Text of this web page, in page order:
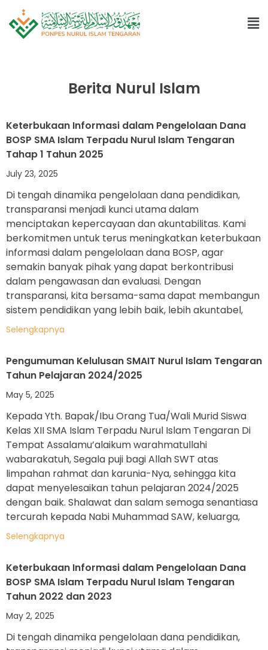
Berita Nurul Islam
Keterbukaan Informasi dalam Pengelolaan Dana
BOSP SMA Islam Terpadu Nurul Islam Tengaran
Tahap 1 Tahun 2025
July 23, 2025
Di tengah dinamika pengelolaan dana pendidikan,
transparansi menjadi kunci utama dalam
menciptakan kepercayaan dan akuntabilitas. Kami
berkomitmen untuk terus meningkatkan keterbukaan
informasi dalam pengelolaan dana BOSP, agar
semakin banyak pihak yang dapat berkontribusi
dalam pengawasan dan evaluasi. Dengan
transparansi, kita bersama-sama dapat membangun
sistem pendidikan yang lebih baik, lebih akuntabel,
Selengkapnya
Pengumuman Kelulusan SMAIT Nurul Islam Tengaran
Tahun Pelajaran 2024/2025
May 5, 2025
Kepada Yth. Bapak/Ibu Orang Tua/Wali Murid Siswa
Kelas XII SMA Islam Terpadu Nurul Islam Tengaran Di
Tempat Assalamu’alaikum warahmatullahi
wabarakatuh, Segala puji bagi Allah SWT atas
limpahan rahmat dan karunia-Nya, sehingga kita
dapat menyelesaikan tahun pelajaran 2024/2025
dengan baik. Shalawat dan salam semoga senantiasa
tercurah kepada Nabi Muhammad SAW, keluarga,
Selengkapnya
Keterbukaan Informasi dalam Pengelolaan Dana
BOSP SMA Islam Terpadu Nurul Islam Tengaran
Tahun 2022 dan 2023
May 2, 2025
Di tengah dinamika pengelolaan dana pendidikan,